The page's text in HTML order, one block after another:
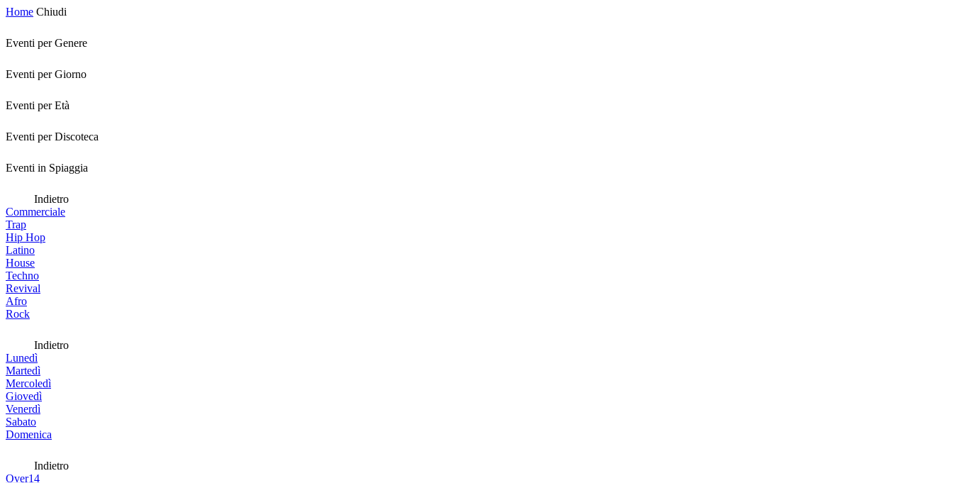
Home Chiudi
Eventi per Genere
Eventi per Giorno
Eventi per Età
Eventi per Discoteca
Eventi in Spiaggia
Indietro
Commerciale
Trap
Hip Hop
Latino
House
Techno
Revival
Afro
Rock
Indietro
Lunedì
Martedì
Mercoledì
Giovedì
Venerdì
Sabato
Domenica
Indietro
Over14